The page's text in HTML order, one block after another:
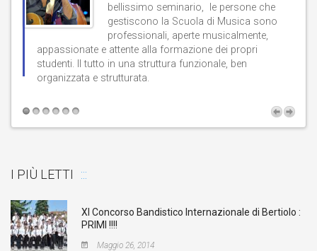
bellissimo seminario, le persone che
gestiscono la Scuola di Musica sono
professionali, aperte musicalmente,
appassionate e attente alla formazione dei propri
studenti. Il tutto in una struttura funzionale, ben
organizzata e strutturata.
I PIÙ LETTI
XI Concorso Bandistico Internazionale di Bertiolo :
PRIMI !!!!
Maggio 26, 2014